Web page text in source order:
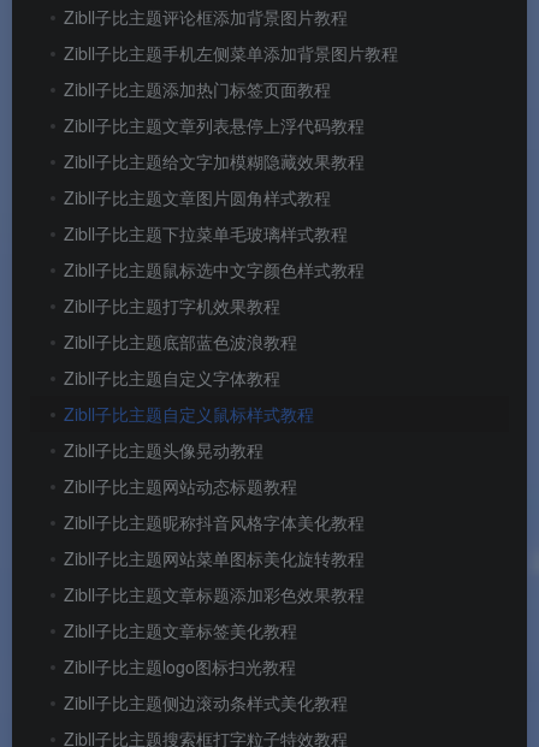
Zibll子比主题评论框添加背景图片教程
Zibll子比主题手机左侧菜单添加背景图片教程
Zibll子比主题添加热门标签页面教程
Zibll子比主题文章列表悬停上浮代码教程
Zibll子比主题给文字加模糊隐藏效果教程
Zibll子比主题文章图片圆角样式教程
Zibll子比主题下拉菜单毛玻璃样式教程
Zibll子比主题鼠标选中文字颜色样式教程
Zibll子比主题打字机效果教程
Zibll子比主题底部蓝色波浪教程
Zibll子比主题自定义字体教程
Zibll子比主题自定义鼠标样式教程
Zibll子比主题头像晃动教程
Zibll子比主题网站动态标题教程
Zibll子比主题昵称抖音风格字体美化教程
Zibll子比主题网站菜单图标美化旋转教程
Zibll子比主题文章标题添加彩色效果教程
Zibll子比主题文章标签美化教程
Zibll子比主题logo图标扫光教程
Zibll子比主题侧边滚动条样式美化教程
Zibll子比主题搜索框打字粒子特效教程